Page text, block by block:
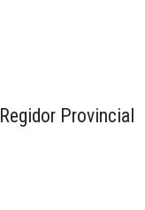
Provincial